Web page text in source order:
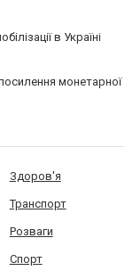
в Україні
монетарної
Здоров'я
Транспорт
Розваги
Спорт